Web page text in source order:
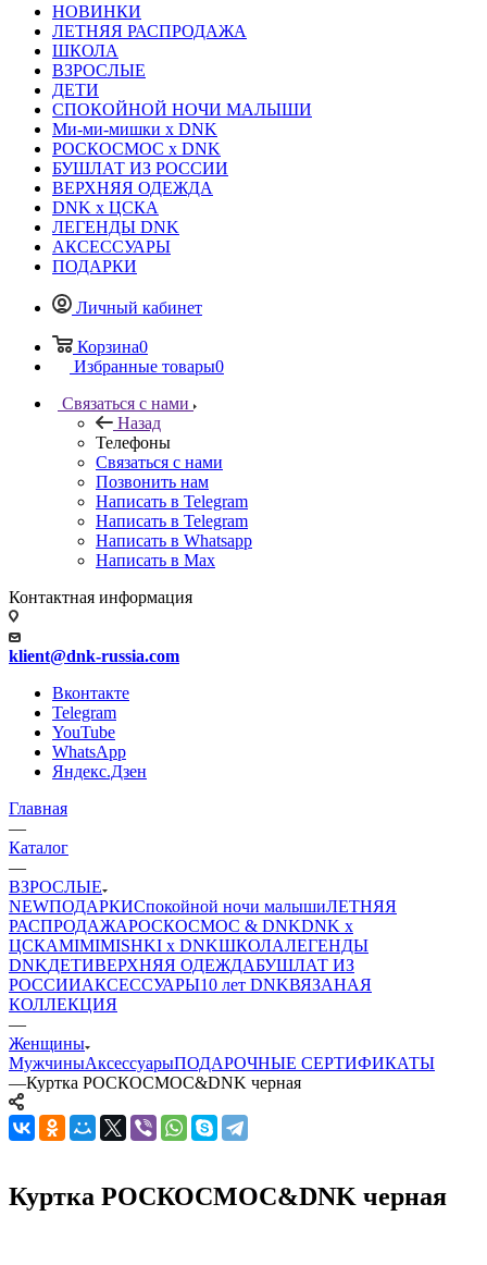
НОВИНКИ
ЛЕТНЯЯ РАСПРОДАЖА
ШКОЛА
ВЗРОСЛЫЕ
ДЕТИ
СПОКОЙНОЙ НОЧИ МАЛЫШИ
Ми-ми-мишки x DNK
РОСКОСМОС x DNK
БУШЛАТ ИЗ РОССИИ
ВЕРХНЯЯ ОДЕЖДА
DNK x ЦСКА
ЛЕГЕНДЫ DNK
АКСЕССУАРЫ
ПОДАРКИ
Личный кабинет
Корзина0
Избранные товары0
Связаться с нами
Назад
Телефоны
Связаться с нами
Позвонить нам
Написать в Telegram
Написать в Telegram
Написать в Whatsapp
Написать в Max
Контактная информация
klient@dnk-russia.com
Вконтакте
Telegram
YouTube
WhatsApp
Яндекс.Дзен
Главная
—
Каталог
—
ВЗРОСЛЫЕ
NEWПОДАРКИСпокойной ночи малышиЛЕТНЯЯ
РАСПРОДАЖАРОСКОСМОС & DNKDNK x
ЦСКАMIMIMISHKI x DNKШКОЛАЛЕГЕНДЫ
DNKДЕТИВЕРХНЯЯ ОДЕЖДАБУШЛАТ ИЗ
РОССИИАКСЕССУАРЫ10 лет DNKВЯЗАНАЯ
КОЛЛЕКЦИЯ
—
Женщины
МужчиныАксессуарыПОДАРОЧНЫЕ СЕРТИФИКАТЫ
—Куртка РОСКОСМОС&DNK черная
Куртка РОСКОСМОС&DNK черная